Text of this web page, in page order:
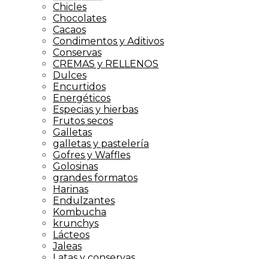
Chicles
Chocolates
Cacaos
Condimentos y Aditivos
Conservas
CREMAS y RELLENOS
Dulces
Encurtidos
Energéticos
Especias y hierbas
Frutos secos
Galletas
galletas y pastelería
Gofres y Waffles
Golosinas
grandes formatos
Harinas
Endulzantes
Kombucha
krunchys
Lácteos
Jaleas